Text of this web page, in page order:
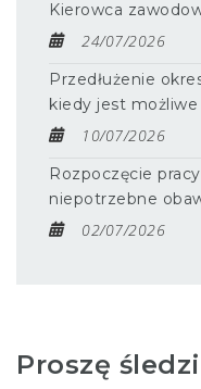
Kierowca
24/07/2026
Przedłużenie
kiedy jest możliwe
10/07/2026
Rozpoczęcie
niepotrzebne
02/07/2026
Proszę